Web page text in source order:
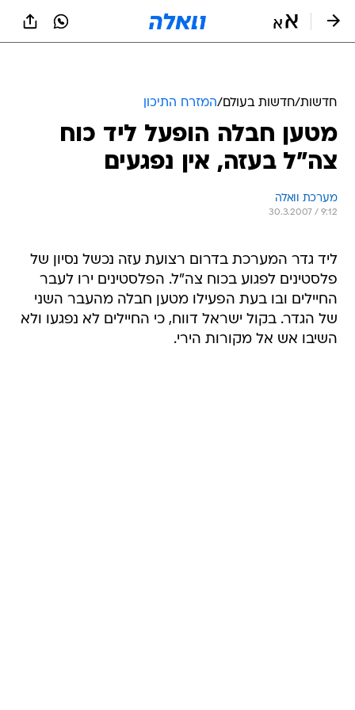
חדשות/חדשות בעולם/המזרח התיכון
מטען חבלה הופעל ליד כוח
צה"ל בעזה, אין נפגעים
מערכת וואלה
30.3.2007 / 9:12
ליד גדר המערכת בדרום רצועת עזה נכשל נסיון של
פלסטינים לפגוע בכוח צה"ל. הפלסטינים ירו לעבר
החיילים ובו בעת הפעילו מטען חבלה מהעבר השני
של הגדר. בקול ישראל דווח, כי החיילים לא נפגעו ולא
השיבו אש אל מקורות הירי.